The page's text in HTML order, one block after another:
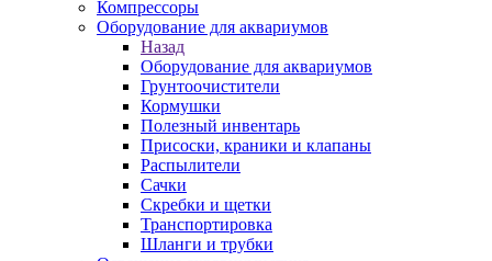
Компрессоры
Оборудование для аквариумов
Назад
Оборудование для аквариумов
Грунтоочистители
Кормушки
Полезный инвентарь
Присоски, краники и клапаны
Распылители
Сачки
Скребки и щетки
Транспортировка
Шланги и трубки